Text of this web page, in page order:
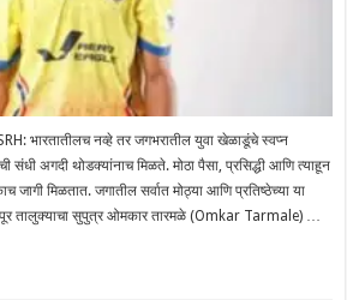
भारतातीलच नव्हे तर जगभरातील युवा खेळाडूंचे स्वप्न
अगदी थोडक्यांनाच मिळते. मोठा पैसा, प्रसिद्धी आणि त्याहून
जागी मिळतात. जगातील सर्वात मोठ्या आणि प्रतिष्ठेच्या या
तालुक्याचा सुपुत्र ओमकार तारमळे (Omkar Tarmale) …